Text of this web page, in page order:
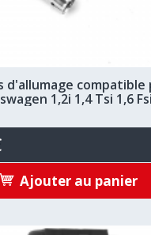
d'allumage compatible
1,2i 1,4 Tsi 1,6 Fsi
Ajouter au panier